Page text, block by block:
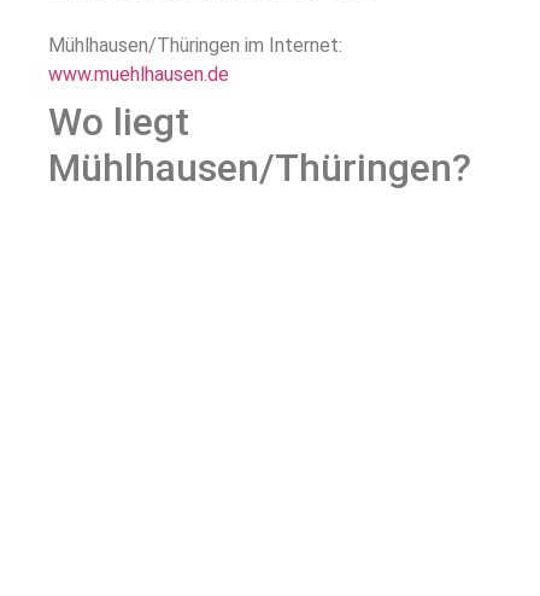
Mühlhausen/Thüringen im Internet:
www.muehlhausen.de
Wo liegt
Mühlhausen/Thüringen?